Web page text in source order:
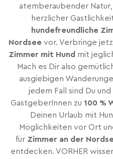
atemberaubender
herzlicher
hundefreundliche
Nordsee vor. Verbringe
Zimmer mit Hund mit
Mach es Dir also
ausgiebigen
jedem Fall sind Du
GastgeberInnen zu 100 %
Deinen Urlaub mit
Möglichkeiten vor Ort
für Zimmer an der
entdecken. VORHER